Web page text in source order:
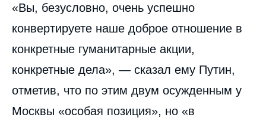
«Вы, безусловно, очень успешно
конвертируете наше доброе отношение в
конкретные гуманитарные акции,
конкретные дела», — сказал ему Путин,
отметив, что по этим двум осужденным у
Москвы «особая позиция», но «в